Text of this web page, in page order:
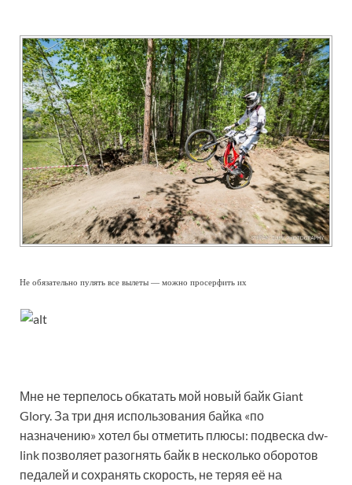
Не обязательно пулять все вылеты — можно просерфить их
Мне не терпелось обкатать мой новый байк Giant
Glory. За три дня использования байка «по
назначению» хотел бы отметить плюсы: подвеска dw-
link позволяет разогнять байк в несколько оборотов
педалей и сохранять скорость, не теряя её на